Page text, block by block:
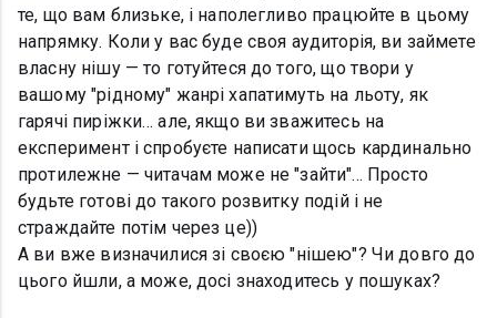
те, що вам близьке, і наполегливо працюйте в цьому
напрямку. Коли у вас буде своя аудиторія, ви займете
власну нішу — то готуйтеся до того, що твори у
вашому "рідному" жанрі хапатимуть на льоту, як
гарячі пиріжки… але, якщо ви зважитесь на
експеримент і спробуєте написати щось кардинально
протилежне — читачам може не "зайти"... Просто
будьте готові до такого розвитку подій і не
страждайте потім через це))
А ви вже визначилися зі своєю "нішею"? Чи довго до
цього йшли, а може, досі знаходитесь у пошуках?